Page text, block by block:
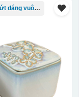
Khay mứt dáng vuông/chữ nhật